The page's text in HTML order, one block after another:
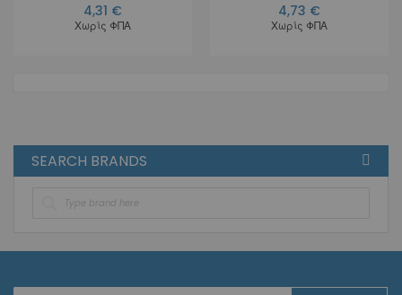
4,31 €
Χωρίς ΦΠΑ
4,73 €
Χωρίς ΦΠΑ
SEARCH BRANDS